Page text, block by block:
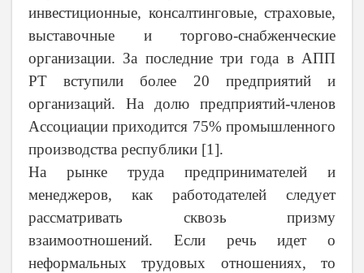
инвестиционные, консалтинговые, страховые,
выставочные и торгово-снабженческие
организации. За последние три года в АПП
РТ вступили более 20 предприятий и
организаций. На долю предприятий-членов
Ассоциации приходится 75% промышленного
производства республики [1].
На рынке труда предпринимателей и
менеджеров, как работодателей следует
рассматривать сквозь призму
взаимоотношений. Если речь идет о
неформальных трудовых отношениях, то